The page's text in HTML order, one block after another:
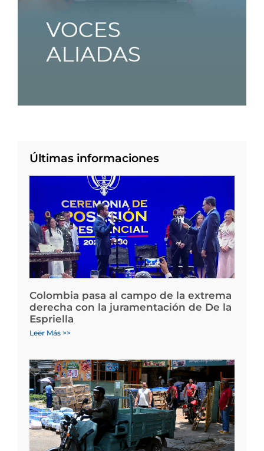
Últimas informaciones
Colombia pasa al campo de la extrema
derecha con la juramentación de De la
Espriella
Leer Más >>